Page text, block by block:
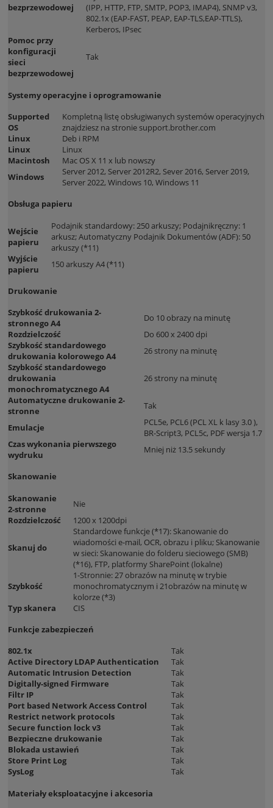
bezprzewodowej
(IPP, HTTP, FTP, SMTP, POP3, IMAP4), SNMP v3,
802.1x (EAP-FAST, PEAP, EAP-TLS,EAP-TTLS),
Kerberos, IPsec
Pomoc przy
konfiguracji
sieci
bezprzewodowej
Tak
Systemy operacyjne i oprogramowanie
Supported
OS
Kompletną listę obsługiwanych systemów operacyjnych
znajdziesz na stronie support.brother.com
Linux
Deb i RPM
Linux
Linux
Macintosh
Mac OS X 11 x lub nowszy
Windows
Server 2012, Server 2012R2, Sever 2016, Server 2019,
Server 2022, Windows 10, Windows 11
Obsługa papieru
Wejście
papieru
Podajnik standardowy: 250 arkuszy; Podajnikręczny: 1
arkusz; Automatyczny Podajnik Dokumentów (ADF): 50
arkuszy (*11)
Wyjście
papieru
150 arkuszy A4 (*11)
Drukowanie
Szybkość drukowania 2-
stronnego A4
Do 10 obrazy na minutę
Rozdzielczość
Do 600 x 2400 dpi
Szybkość standardowego
drukowania kolorowego A4
26 strony na minutę
Szybkość standardowego
drukowania
monochromatycznego A4
26 strony na minutę
Automatyczne drukowanie 2-
stronne
Tak
Emulacje
PCL5e, PCL6 (PCL XL k lasy 3.0 ),
BR-Script3, PCL5c, PDF wersja 1.7
Czas wykonania pierwszego
wydruku
Mniej niż 13.5 sekundy
Skanowanie
Skanowanie
2-stronne
Nie
Rozdzielczość
1200 x 1200dpi
Skanuj do
Standardowe funkcje (*17): Skanowanie do
wiadomości e-mail, OCR, obrazu i pliku; Skanowanie
w sieci: Skanowanie do folderu sieciowego (SMB)
(*16), FTP, platformy SharePoint (lokalne)
Szybkość
1-Stronnie: 27 obrazów na minutę w trybie
monochromatycznym i 21obrazów na minutę w
kolorze (*3)
Typ skanera
CIS
Funkcje zabezpieczeń
802.1x
Tak
Active Directory LDAP Authentication
Tak
Automatic Intrusion Detection
Tak
Digitally-signed Firmware
Tak
Filtr IP
Tak
Port based Network Access Control
Tak
Restrict network protocols
Tak
Secure function lock v3
Tak
Bezpieczne drukowanie
Tak
Blokada ustawień
Tak
Store Print Log
Tak
SysLog
Tak
Materiały eksploatacyjne i akcesoria